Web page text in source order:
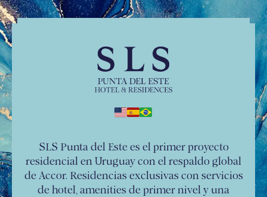
SLS Punta del Este es el primer proyecto
residencial en Uruguay con el respaldo global
de Accor. Residencias exclusivas con servicios
de hotel, amenities de primer nivel y una